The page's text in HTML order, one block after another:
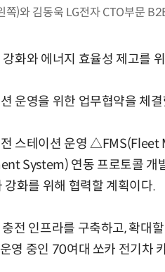
쪽)와 김동욱 LG전자 CTO부문
화와 에너지 효율성 제고를
운영을 위한 업무협약을 체
스테이션 운영
System) 연동 프로토콜 개
화를 위해 협력할 계획이다.
전 인프라를 구축하고, 확대
영 중인 70여대 쏘카 전기차